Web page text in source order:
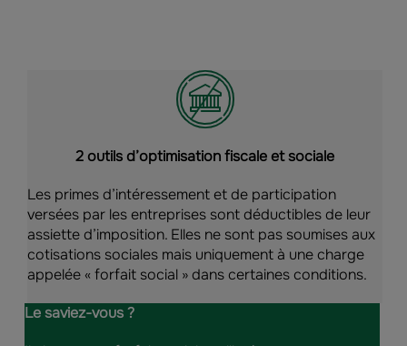
2 outils d’optimisation fiscale et sociale
Les primes d’intéressement et de participation
versées par les entreprises sont déductibles de leur
assiette d’imposition. Elles ne sont pas soumises aux
cotisations sociales mais uniquement à une charge
appelée « forfait social » dans certaines conditions.
Le saviez-vous ?